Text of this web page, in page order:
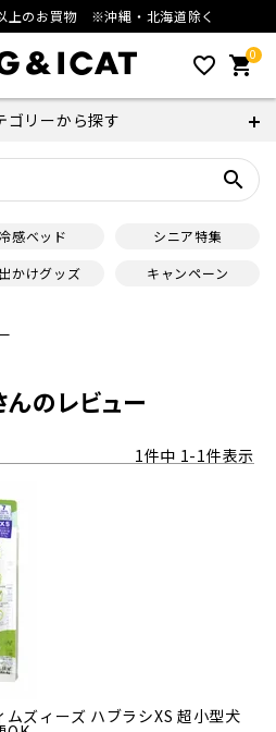
上のお買物 ※沖縄・北海道除く
favorite_outline 0
shopping_cart
ゴリーから探す
search
感ベッド
シニア特集
かけグッズ キャンペーン
んのレビュー
1件中 1-1件表示
ムズィーズ ハブラシXS 超小型犬